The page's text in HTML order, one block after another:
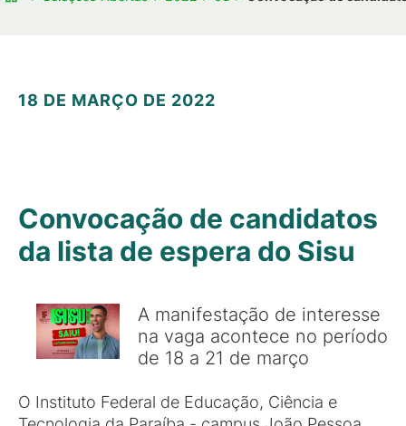
18 DE MARÇO DE 2022
Convocação de candidatos
da lista de espera do Sisu
A manifestação de interesse
na vaga acontece no período
de 18 a 21 de março
O Instituto Federal de Educação, Ciência e